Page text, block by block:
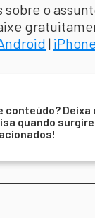
o
|
conteúdo? Deixa
quando